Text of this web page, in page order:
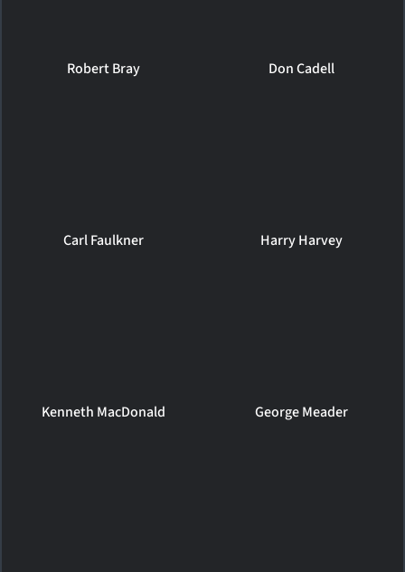
Robert Bray Don Cadell
Carl Faulkner Harry Harvey
Kenneth MacDonald George Meader